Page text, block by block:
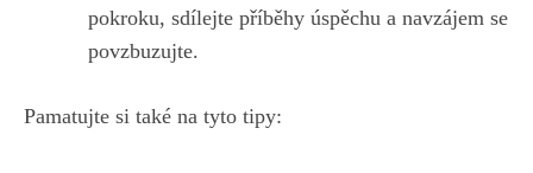
pokroku,‌ sdílejte příběhy ⁤úspěchu‍ a navzájem se
povzbuzujte.
Pamatujte si také na tyto tipy: